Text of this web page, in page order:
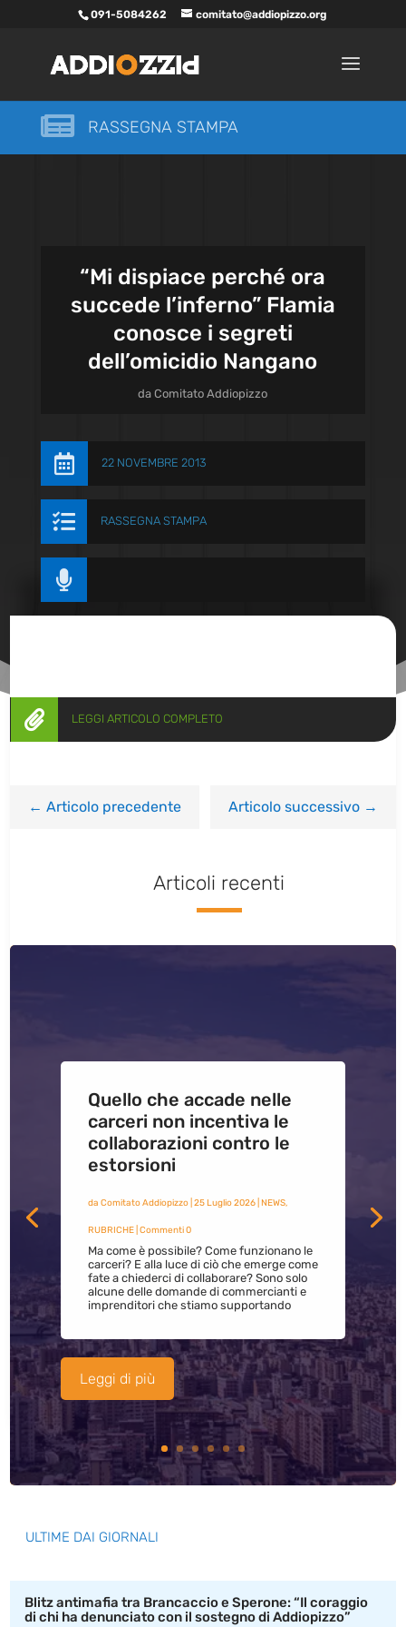
091-5084262 comitato@addiopizzo.org
 RASSEGNA STAMPA
“Mi dispiace perché ora
succede l’inferno” Flamia
conosce i segreti
dell’omicidio Nangano
daComitato Addiopizzo
 22 NOVEMBRE 2013
 RASSEGNA STAMPA

 LEGGI ARTICOLO COMPLETO
←Articolo precedente Articolo successivo→
Articoli recenti
Quello che accade nelle
carceri non incentiva le
collaborazioni contro le
estorsioni
da Comitato Addiopizzo| 25 Luglio 2026| NEWS,
RUBRICHE| Commenti 0
Ma come è possibile? Come funzionano le
carceri? E alla luce di ciò che emerge come
fate a chiederci di collaborare? Sono solo
alcune delle domande di commercianti e
imprenditori che stiamo supportando
Leggi di più
ULTIME DAI GIORNALI
Blitz antimafia tra Brancaccio e Sperone: “Il coraggio
di chi ha denunciato con il sostegno di Addiopizzo”